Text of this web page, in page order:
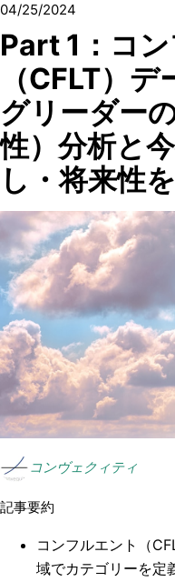
04/25/2024
Part 1：コ
（CFLT）
グリーダー
性）分析と
し・将来性
コンヴェクィティ
記事要約
コンフルエント（
域でカテゴリーを定